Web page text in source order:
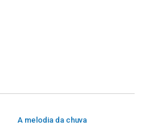
A melodia da chuva